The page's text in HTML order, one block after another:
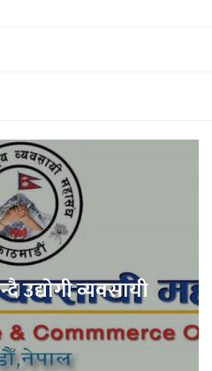
एवम् आपूर्तिकर्ता